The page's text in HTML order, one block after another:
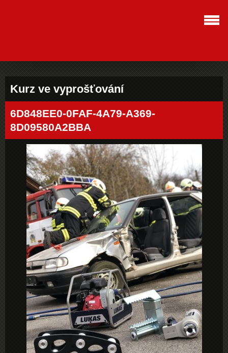
Kurz ve vyprošťování
6D848EE0-0FAF-4A79-A369-
8D09580A2BBA